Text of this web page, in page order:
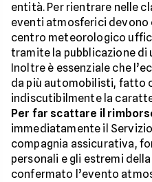
entità. Per rientrare nelle
eventi atmosferici devono
centro meteorologico
tramite la pubblicazione
Inoltre è essenziale che
da più automobilisti, fatto
indiscutibilmente la
Per far scattare il
immediatamente il
compagnia assicurativa,
personali e gli estremi
confermato l’evento